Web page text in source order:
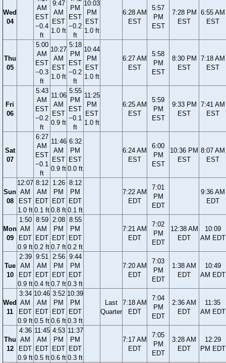
Wed
04
AM
EST
−0.4
ft
9:47
AM
EST
1.0 ft
PM
EST
−0.2
ft
10:03
PM
EST
1.0 ft
6:28 AM
EST
5:57
PM
EST
7:28 PM
EST
6:55 AM
EST
Thu
05
5:00
AM
EST
−0.3
ft
10:27
AM
EST
1.0 ft
5:18
PM
EST
−0.2
ft
10:44
PM
EST
1.0 ft
6:27 AM
EST
5:58
PM
EST
8:30 PM
EST
7:18 AM
EST
Fri
06
5:43
AM
EST
−0.2
ft
11:06
AM
EST
0.9 ft
5:55
PM
EST
−0.1
ft
11:25
PM
EST
1.0 ft
6:25 AM
EST
5:59
PM
EST
9:33 PM
EST
7:41 AM
EST
Sat
07
6:27
AM
EST
−0.1
ft
11:46
AM
EST
0.9 ft
6:32
PM
EST
0.0 ft
6:24 AM
EST
6:00
PM
EST
10:36 PM
EST
8:07 AM
EST
Sun
08
12:07
AM
EST
1.0 ft
8:12
AM
EDT
0.1 ft
1:26
PM
EDT
0.8 ft
8:12
PM
EDT
0.1 ft
7:22 AM
EDT
7:01
PM
EDT
9:36 AM
EDT
Mon
09
1:50
AM
EDT
0.9 ft
8:59
AM
EDT
0.2 ft
2:08
PM
EDT
0.7 ft
8:55
PM
EDT
0.2 ft
7:21 AM
EDT
7:02
PM
EDT
12:38 AM
EDT
10:09
AM EDT
Tue
10
2:39
AM
EDT
0.9 ft
9:51
AM
EDT
0.4 ft
2:56
PM
EDT
0.7 ft
9:44
PM
EDT
0.3 ft
7:20 AM
EDT
7:03
PM
EDT
1:38 AM
EDT
10:49
AM EDT
Wed
11
3:34
AM
EDT
0.9 ft
10:46
AM
EDT
0.5 ft
3:52
PM
EDT
0.6 ft
10:39
PM
EDT
0.3 ft
Last
Quarter
7:18 AM
EDT
7:04
PM
EDT
2:36 AM
EDT
11:35
AM EDT
Thu
12
4:36
AM
EDT
0.9 ft
11:45
AM
EDT
0.5 ft
4:53
PM
EDT
0.6 ft
11:37
PM
EDT
0.3 ft
7:17 AM
EDT
7:05
PM
EDT
3:28 AM
EDT
12:29
PM EDT